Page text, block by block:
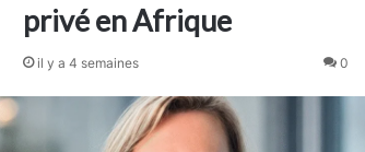
privé en Afrique
il y a 4 semaines 0